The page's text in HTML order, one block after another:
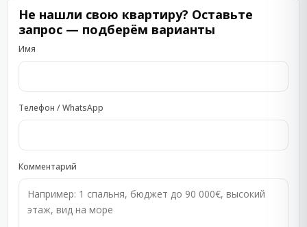
Не нашли свою квартиру? Оставьте
запрос — подберём варианты
Имя
Телефон / WhatsApp
Комментарий